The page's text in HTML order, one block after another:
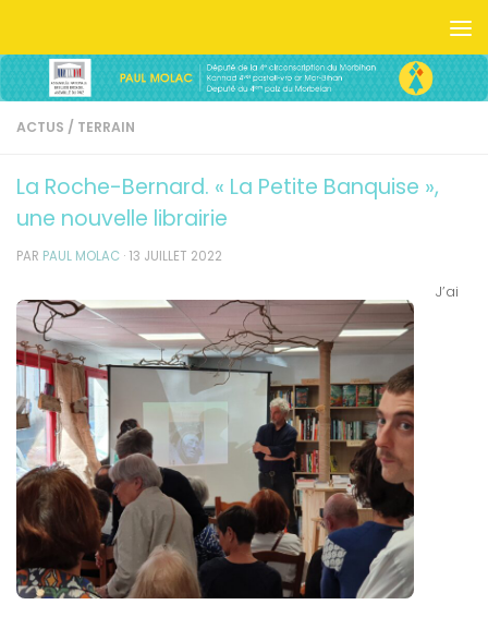
ACTUS / TERRAIN
La Roche-Bernard. « La Petite Banquise »,
une nouvelle librairie
PAR PAUL MOLAC · 13 JUILLET 2022
J’ai